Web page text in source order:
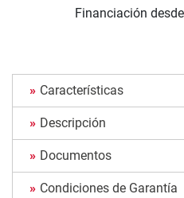
Financiación desde
Características
Descripción
Documentos
Condiciones de Garantía